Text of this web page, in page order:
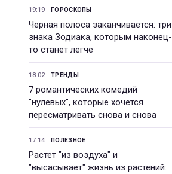
19:19 ГОРОСКОПЫ
Черная полоса заканчивается: три
знака Зодиака, которым наконец-
то станет легче
18:02 ТРЕНДЫ
7 романтических комедий
"нулевых", которые хочется
пересматривать снова и снова
17:14 ПОЛЕЗНОЕ
Растет "из воздуха" и
"высасывает" жизнь из растений: